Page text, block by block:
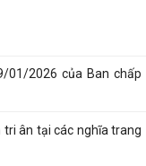
KỶ NGUYÊN MỚI Ở
tuyến báo cáo viên
sau mưa lớn